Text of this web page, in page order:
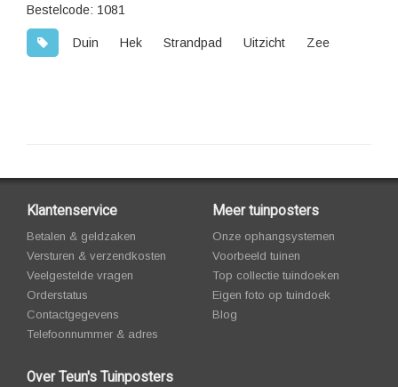
Bestelcode: 1081
Duin Hek Strandpad Uitzicht Zee
Klantenservice
Betalen & geldzaken
Versturen & verzendkosten
Veelgestelde vragen
Orderstatus
Contactgegevens
Telefoonnummer & adres
Meer tuinposters
Onze ophangsystemen
Voorbeeld tuinen
Top collectie tuindoeken
Eigen foto op tuindoek
Blog
Over Teun's Tuinposters